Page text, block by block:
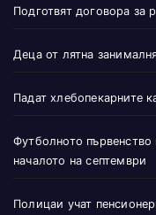
Подготвят договора за
Деца от лятна
Падат хлебопекарните
Футболното
началото на септември
Полицаи учат